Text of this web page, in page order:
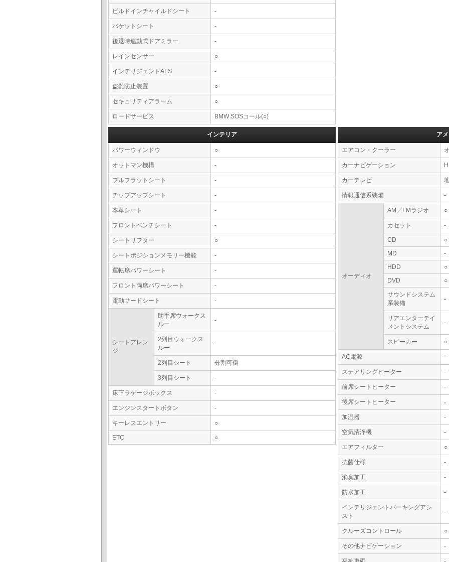
ビルドインチャイルドシート -
バケットシート -
後退時連動式ドアミラー -
レインセンサー ○
インテリジェントAFS -
盗難防止装置 ○
セキュリティアラーム ○
ロードサービス BMW SOSコール(○)
インテリア
パワーウィンドウ ○
オットマン機構 -
フルフラットシート -
チップアップシート -
本革シート -
フロントベンチシート -
シートリフター ○
シートポジションメモリー機能 -
運転席パワーシート -
フロント両席パワーシート -
電動サードシート -
シートアレン
ジ
助手席ウォークス
ルー
-
2列目ウォークス
ルー
-
2列目シート 分割可倒
3列目シート -
床下ラゲージボックス -
エンジンスタートボタン -
キーレスエントリー ○
ETC ○
ア
エアコン・クーラー
カーナビゲーション
カーテレビ
情報通信系装備 -
オーディオ
AM／FMラジオ ○
カセット -
CD
○
MD
-
HDD
○
DVD
○
サウンドシステム
系装備
-
リアエンターテイ
メントシステム
-
スピーカー ○
AC電源 -
ステアリングヒーター -
前席シートヒーター -
後席シートヒーター -
加湿器 -
空気清浄機 -
エアフィルター ○
抗菌仕様 -
消臭加工 -
防水加工 -
インテリジェントパーキングアシ
スト
-
クルーズコントロール ○
その他ナビゲーション -